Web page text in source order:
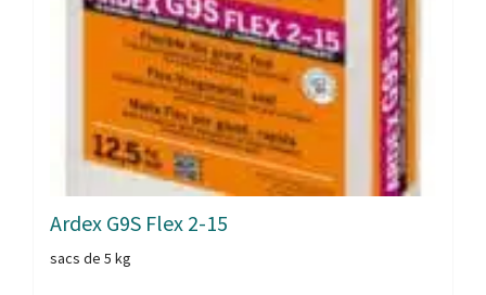
Ardex G9S Flex 2-15
sacs de 5 kg